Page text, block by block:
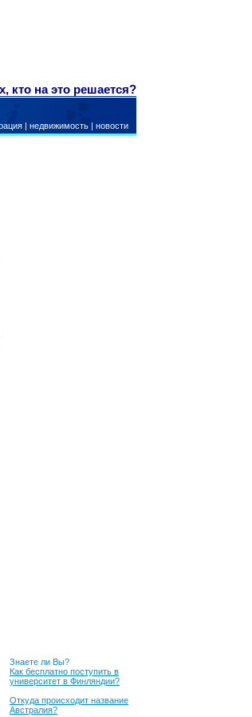
кто на это решается?
| недвижимость | новости
Знаете ли Вы?
Как бесплатно поступить в
университет в Финляндии?
Откуда происходит название
Австралия?